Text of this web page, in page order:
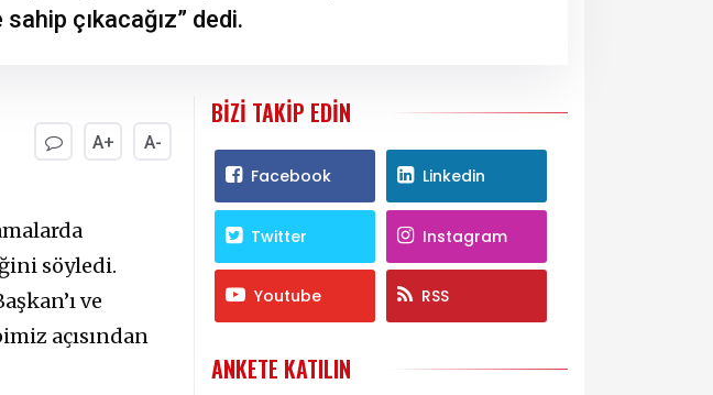
çıkacağız” dedi.
A+ A-
söyledi.
ve
açısından
BIZI TAKIP EDIN
Facebook Linkedin
Twitter Instagram
Youtube RSS
ANKETE KATILIN